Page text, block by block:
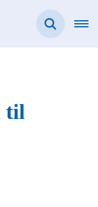
til